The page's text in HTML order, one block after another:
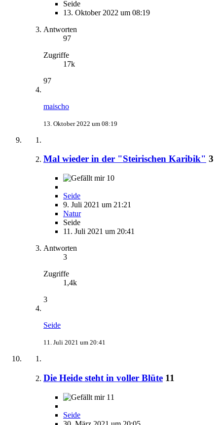
Seide
13. Oktober 2022 um 08:19
Antworten
97
Zugriffe
17k
97
maischo
13. Oktober 2022 um 08:19
Mal wieder in der "Steirischen Karibik" 3
10
Seide
9. Juli 2021 um 21:21
Natur
Seide
11. Juli 2021 um 20:41
Antworten
3
Zugriffe
1,4k
3
Seide
11. Juli 2021 um 20:41
Die Heide steht in voller Blüte 11
11
Seide